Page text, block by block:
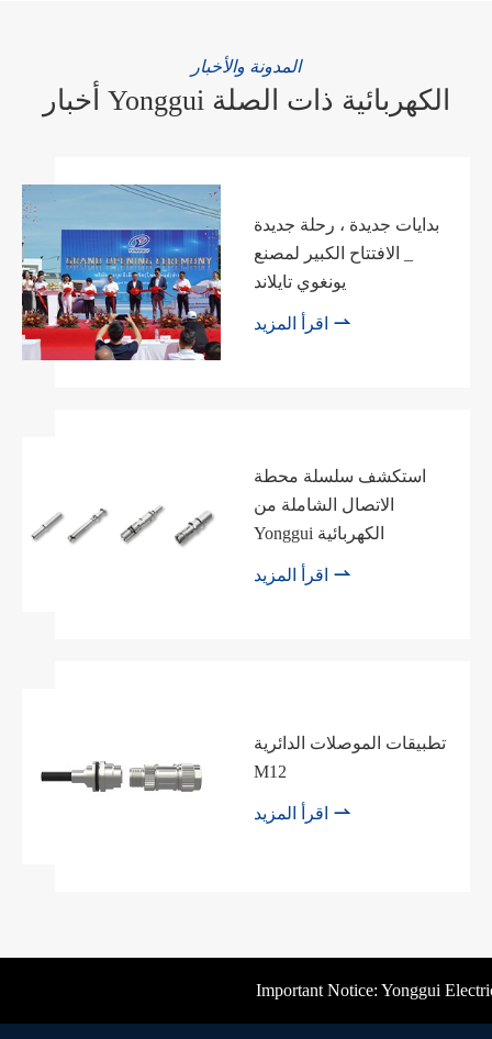
المدونة والأخبار
أخبار Yonggui الكهربائية ذات الصلة
بدايات جديدة ، رحلة جديدة
_ الافتتاح الكبير لمصنع
يونغوي تايلاند

استكشف سلسلة محطة
الاتصال الشاملة من
Yonggui الكهربائية

تطبيقات الموصلات الدائرية
M12

Important Notice: Yonggui